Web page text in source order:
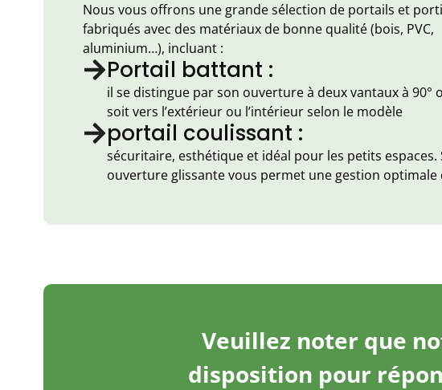
Nous vous offrons une grande sélection de portails et
fabriqués avec des matériaux de bonne qualité (bois, PVC,
aluminium…), incluant :
Portail battant :
il se distingue par son ouverture à deux vantaux à 90°
soit vers l’extérieur ou l’intérieur selon le modèle
portail coulissant :
sécuritaire, esthétique et idéal pour les petits espaces.
ouverture glissante vous permet une gestion optimale
Veuillez noter que
disposition pour